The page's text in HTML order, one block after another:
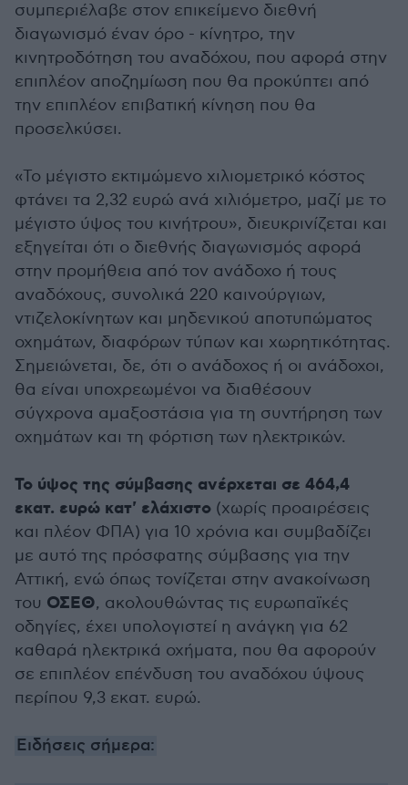
συμπεριέλαβε στον επικείμενο διεθνή
διαγωνισμό έναν όρο - κίνητρο, την
κινητροδότηση του αναδόχου, που αφορά στην
επιπλέον αποζημίωση που θα προκύπτει από
την επιπλέον επιβατική κίνηση που θα
προσελκύσει.
«Το μέγιστο εκτιμώμενο χιλιομετρικό κόστος
φτάνει τα 2,32 ευρώ ανά χιλιόμετρο, μαζί με το
μέγιστο ύψος του κινήτρου», διευκρινίζεται και
εξηγείται ότι ο διεθνής διαγωνισμός αφορά
στην προμήθεια από τον ανάδοχο ή τους
αναδόχους, συνολικά 220 καινούργιων,
ντιζελοκίνητων και μηδενικού αποτυπώματος
οχημάτων, διαφόρων τύπων και χωρητικότητας.
Σημειώνεται, δε, ότι ο ανάδοχος ή οι ανάδοχοι,
θα είναι υποχρεωμένοι να διαθέσουν
σύγχρονα αμαξοστάσια για τη συντήρηση των
οχημάτων και τη φόρτιση των ηλεκτρικών.
Το ύψος της σύμβασης ανέρχεται σε 464,4
εκατ. ευρώ κατ' ελάχιστο (χωρίς προαιρέσεις
και πλέον ΦΠΑ) για 10 χρόνια και συμβαδίζει
με αυτό της πρόσφατης σύμβασης για την
Αττική, ενώ όπως τονίζεται στην ανακοίνωση
του ΟΣΕΘ, ακολουθώντας τις ευρωπαϊκές
οδηγίες, έχει υπολογιστεί η ανάγκη για 62
καθαρά ηλεκτρικά οχήματα, που θα αφορούν
σε επιπλέον επένδυση του αναδόχου ύψους
περίπου 9,3 εκατ. ευρώ.
Ειδήσεις σήμερα: